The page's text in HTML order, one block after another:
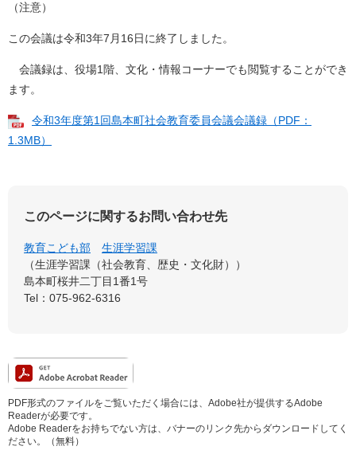
（注意）
この会議は令和3年7月16日に終了しました。
会議録は、役場1階、文化・情報コーナーでも閲覧することができ
ます。
令和3年度第1回島本町社会教育委員会議会議録（PDF：
1.3MB）
このページに関するお問い合わせ先
教育こども部
生涯学習課
生涯学習課（社会教育、歴史・文化財）
島本町桜井二丁目1番1号
Tel：075-962-6316
PDF形式のファイルをご覧いただく場合には、Adobe社が提供するAdobe
Readerが必要です。
Adobe Readerをお持ちでない方は、バナーのリンク先からダウンロードしてく
ださい。（無料）